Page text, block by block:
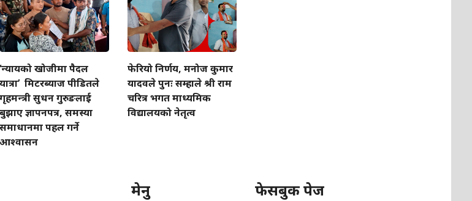
‘न्यायको खोजीमा पैदल
यात्रा’ मिटरब्याज पीडितले
गृहमन्त्री सुधन गुरुङलाई
बुझाए ज्ञापनपत्र, समस्या
समाधानमा पहल गर्ने
आश्वासन
फेरियो निर्णय, मनोज कुमार
यादवले पुनः सम्हाले श्री राम
चरित्र भगत माध्यमिक
विद्यालयको नेतृत्व
मेनु फेसबुक पेज